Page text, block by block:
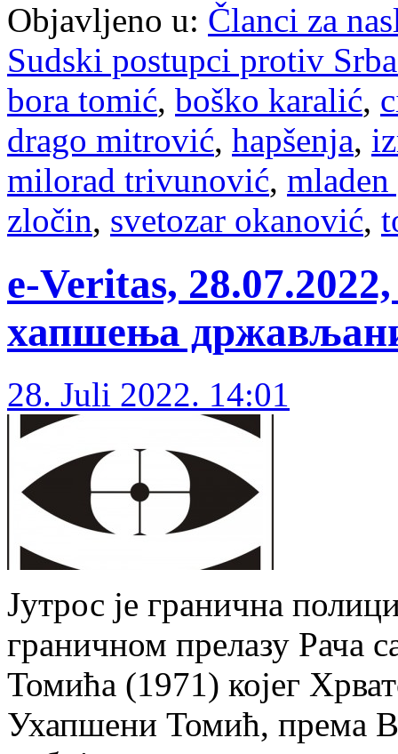
Objavljeno u: Članci za
Sudski postupci protiv
bora tomić, boško karalić,
drago mitrović, hapšenja,
milorad trivunović,
zločin, svetozar okanović,
e-Veritas,
хапшења
28. Juli 2022. 14:01
Јутрос је гранична
граничном прелазу Рача
Томића (1971) којег
Ухапшени Томић, према